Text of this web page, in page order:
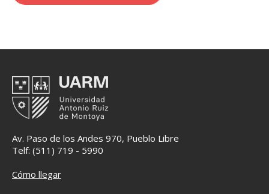
Av. Paso de los Andes 970, Pueblo Libre
Telf: (511) 719 - 5990
Cómo llegar